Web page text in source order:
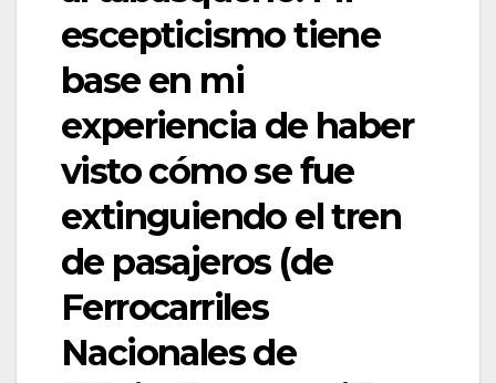
escepticismo tiene
base en mi
experiencia de haber
visto cómo se fue
extinguiendo el tren
de pasajeros (de
Ferrocarriles
Nacionales de